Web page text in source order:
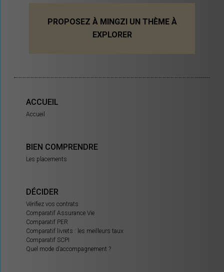
PROPOSEZ À MINGZI UN THÈME À
EXPLORER
ACCUEIL
Accueil
BIEN COMPRENDRE
Les placements
DÉCIDER
Vérifiez vos contrats
Comparatif Assurance Vie
Comparatif PER
Comparatif livrets : les meilleurs taux
Comparatif SCPI
Quel mode d’accompagnement ?